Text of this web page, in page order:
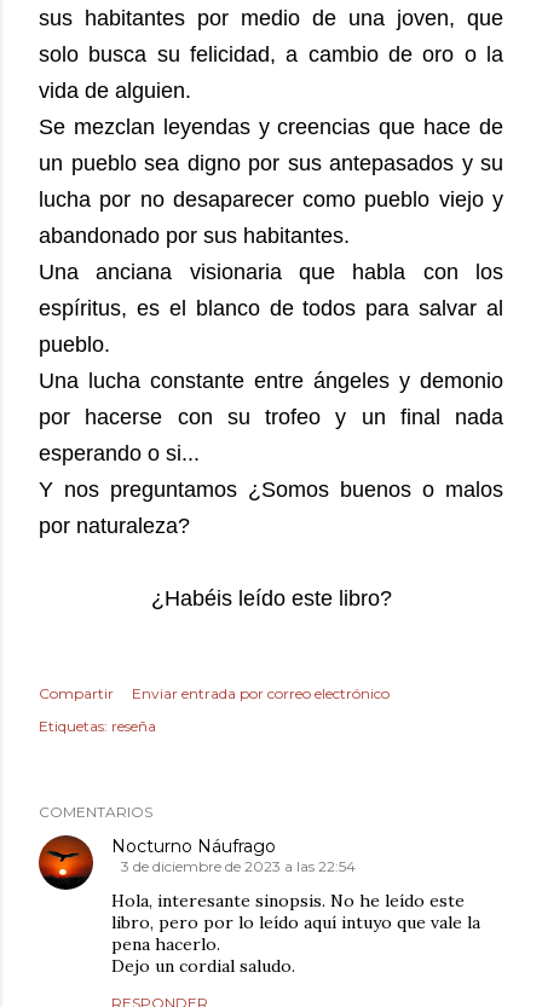
sus habitantes por medio de una joven, que
solo busca su felicidad, a cambio de oro o la
vida de alguien.
Se mezclan leyendas y creencias que hace de
un pueblo sea digno por sus antepasados y su
lucha por no desaparecer como pueblo viejo y
abandonado por sus habitantes.
Una anciana visionaria que habla con los
espíritus, es el blanco de todos para salvar al
pueblo.
Una lucha constante entre ángeles y demonio
por hacerse con su trofeo y un final nada
esperando o si...
Y nos preguntamos ¿Somos buenos o malos
por naturaleza?
¿Habéis leído este libro?
Compartir
Enviar entrada por correo electrónico
Etiquetas: reseña
COMENTARIOS
Nocturno Náufrago
3 de diciembre de 2023 a las 22:54
Hola, interesante sinopsis. No he leído este
libro, pero por lo leído aquí intuyo que vale la
pena hacerlo.
Dejo un cordial saludo.
RESPONDER